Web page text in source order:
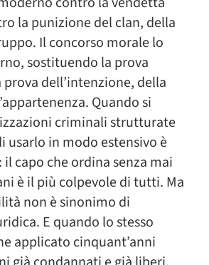
la punizione del clan, della
Il concorso morale lo
sostituendo la prova
prova dell’intenzione, della
Quando si
criminali strutturate
usarlo in modo estensivo è
capo che ordina senza mai
è il più colpevole di tutti. Ma
non è sinonimo di
E quando lo stesso
applicato cinquant’anni